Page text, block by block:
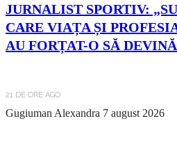
JURNALIST SPORTIV:
CARE VIAȚA ȘI
AU FORȚAT-O SĂ
21 DE ORE AGO
Gugiuman Alexandra 7 august 2026